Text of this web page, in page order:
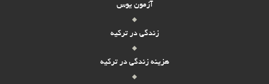
آزمون یوس
زندگی در ترکیه
هزینه زندگی در ترکیه